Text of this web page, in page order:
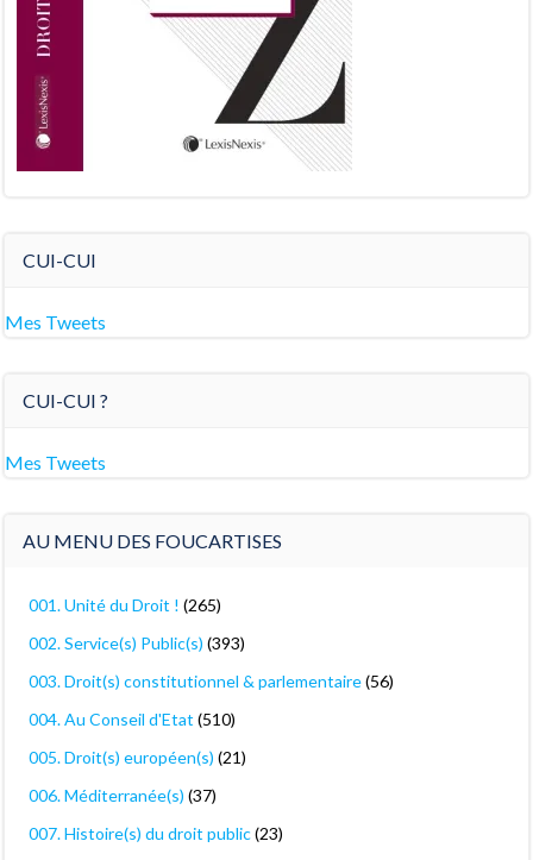
CUI-CUI
Mes Tweets
CUI-CUI ?
Mes Tweets
AU MENU DES FOUCARTISES
001. Unité du Droit ! (265)
002. Service(s) Public(s) (393)
003. Droit(s) constitutionnel & parlementaire(56)
004. Au Conseil d'Etat (510)
005. Droit(s) européen(s) (21)
006. Méditerranée(s) (37)
007. Histoire(s) du droit public(23)